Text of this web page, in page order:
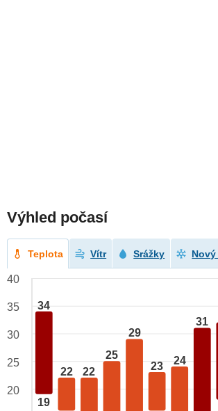
Výhled počasí
Teplota Vítr Srážky
34
19
22 22
25
29
23 24
31
40
35
30
25
20